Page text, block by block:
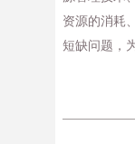
资源的消耗
短缺问题，